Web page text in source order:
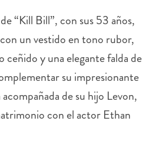
“Kill Bill”, con sus 53 años,
un vestido en tono rubor,
ceñido y una elegante falda de
su impresionante
de su hijo Levon,
con el actor Ethan